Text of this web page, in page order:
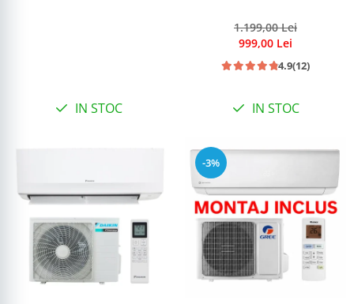
IN STOC
1.199,00 Lei
999,00 Lei
4.9(12)
IN STOC
-3%